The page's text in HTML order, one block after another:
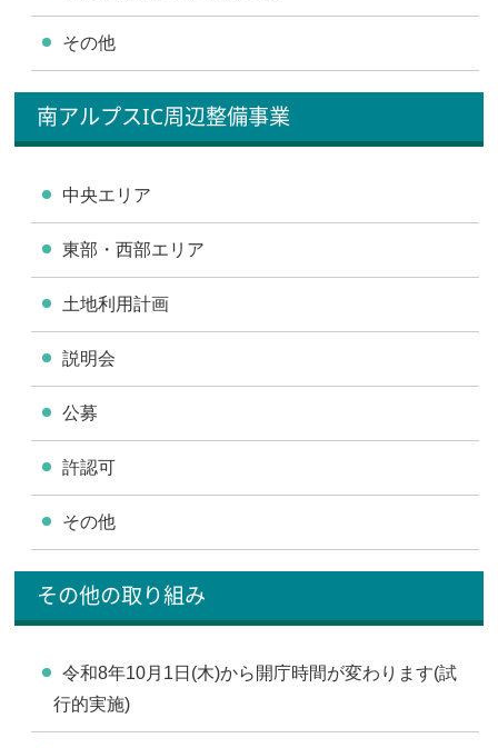
その他
南アルプスIC周辺整備事業
中央エリア
東部・西部エリア
土地利用計画
説明会
公募
許認可
その他
その他の取り組み
令和8年10月1日(木)から開庁時間が変わります(試
行的実施)